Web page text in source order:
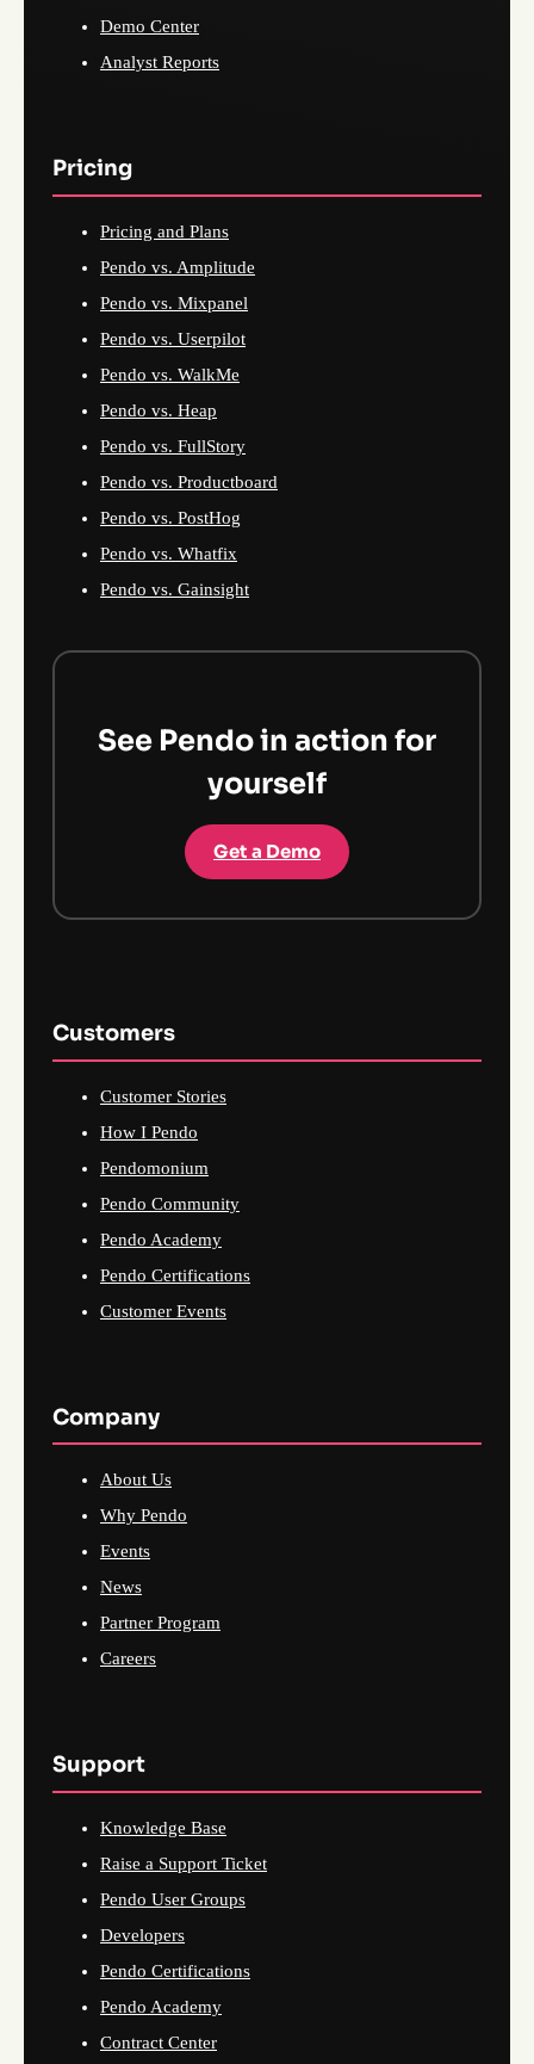
Demo Center
Analyst Reports
Pricing
Pricing and Plans
Pendo vs. Amplitude
Pendo vs. Mixpanel
Pendo vs. Userpilot
Pendo vs. WalkMe
Pendo vs. Heap
Pendo vs. FullStory
Pendo vs. Productboard
Pendo vs. PostHog
Pendo vs. Whatfix
Pendo vs. Gainsight
See Pendo in action for
yourself
Get a Demo
Customers
Customer Stories
How I Pendo
Pendomonium
Pendo Community
Pendo Academy
Pendo Certifications
Customer Events
Company
About Us
Why Pendo
Events
News
Partner Program
Careers
Support
Knowledge Base
Raise a Support Ticket
Pendo User Groups
Developers
Pendo Certifications
Pendo Academy
Contract Center